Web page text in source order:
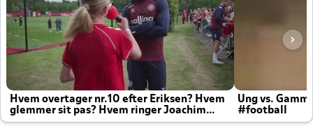
Hvem overtager nr.10 efter Eriksen? Hvem
glemmer sit pas? Hvem ringer Joachim
altid til efter kampe?
Ung vs.
#football